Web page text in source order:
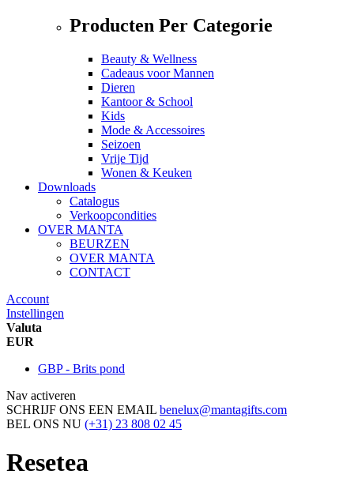
Producten Per Categorie
Beauty & Wellness
Cadeaus voor Mannen
Dieren
Kantoor & School
Kids
Mode & Accessoires
Seizoen
Vrije Tijd
Wonen & Keuken
Downloads
Catalogus
Verkoopcondities
OVER MANTA
BEURZEN
OVER MANTA
CONTACT
Account
Instellingen
Valuta
EUR
GBP - Brits pond
Nav activeren
SCHRIJF ONS EEN EMAIL benelux@mantagifts.com
BEL ONS NU (+31) 23 808 02 45
Resetea